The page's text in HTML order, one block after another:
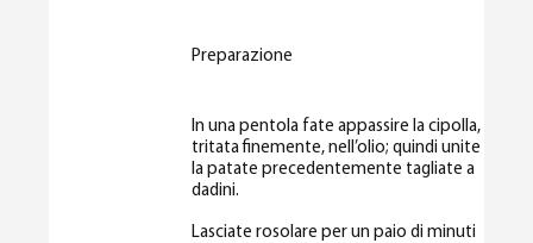
Preparazione
In una pentola fate appassire la cipolla,
tritata finemente, nell’olio; quindi unite
la patate precedentemente tagliate a
dadini.
Lasciate rosolare per un paio di minuti